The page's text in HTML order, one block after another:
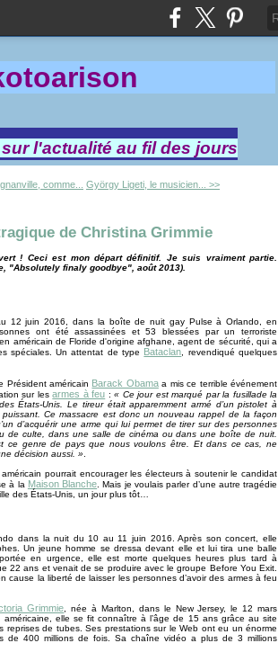
rison
l'actualité au fil des jours
comme... György Ligeti, le musicien... >>
de Christina Grimmie
! Ceci est mon départ définitif. Je suis vraiment partie.
"Absolutely finaly goodbye", août 2013).
12 juin 2016, dans la boîte de nuit gay Pulse à Orlando, en
ont été assassinées et 53 blessées par un terroriste
américain de Floride d'origine afghane, agent de sécurité, qui a
spéciales. Un attentat de type Bataclan , revendiqué quelques
Président américain Barack Obamaa mis ce terrible événement
sur lesarmes à feu :« Ce jour est marqué par la fusillade la
États-Unis. Le tireur était apparemment armé d’un pistolet à
puissant. Ce massacre est donc un nouveau rappel de la façon
d’acquérir une arme qui lui permet de tirer sur des personnes
de culte, dans une salle de cinéma ou dans une boîte de nuit.
ce genre de pays que nous voulons être. Et dans ce cas, ne
décision aussi. »
pourrait encourager les électeurs à soutenir le candidat
à la Maison Blanche . Mais je voulais parler d’une autre tragédie
des États-Unis, un jour plus tôt…
dans la nuit du 10 au 11 juin 2016. Après son concert, elle
Un jeune homme se dressa devant elle et lui tira une balle
en urgence, elle est morte quelques heures plus tard à
22 ans et venait de se produire avec le groupe Before You Exit.
cause la liberté de laisser les personnes d’avoir des armes à feu
Grimmie , née à Marlton, dans le New Jersey, le 12 mars
elle se fit connaître à l’âge de 15 ans grâce au site
reprises de tubes. Ses prestations sur le Web ont eu un énorme
de 400 millions de fois. Sa chaîne vidéo a plus de 3 millions